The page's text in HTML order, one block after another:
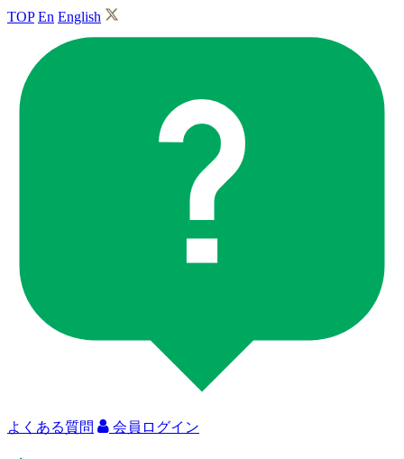
TOP En English
よくある質問 会員ログイン